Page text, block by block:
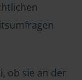
ob sie an der